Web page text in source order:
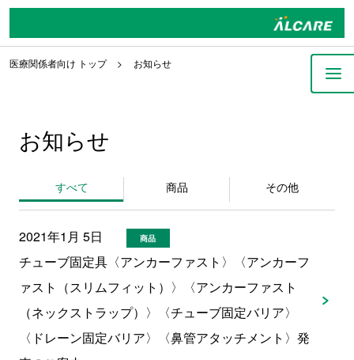
医療関係者向け トップ お知らせ
お知らせ
すべて 商品 その他
2021年1月 5日 商品
チューブ固定具〈アンカーファスト〉〈アンカーフ
ァスト（スリムフィット）〉〈アンカーファスト
（ネックストラップ）〉〈チューブ固定バリア〉
〈ドレーン固定バリア〉〈鼻管アタッチメント〉発